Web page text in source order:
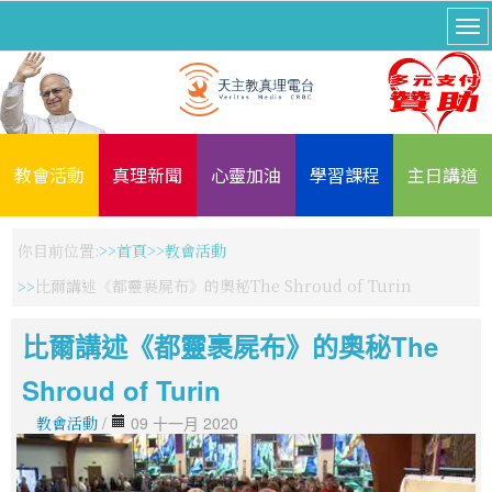
教會活動 真理新聞 心靈加油 學習課程 主日講道
你目前位置: 首頁
教會活動
比爾講述《都靈裹屍布》的奧秘The Shroud of Turin
比爾講述《都靈裹屍布》的奧秘The
Shroud of Turin
教會活動 / 09 十一月 2020